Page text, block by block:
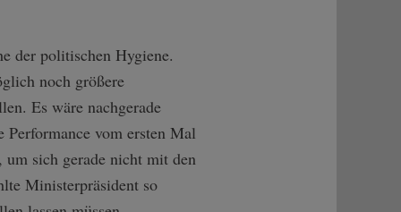
der politischen Hygiene.
noch größere
Es wäre nachgerade
vom ersten Mal
um sich gerade nicht mit den
Ministerpräsident so